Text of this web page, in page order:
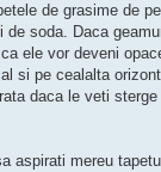
de grasime de
de soda. Daca
ele vor deveni
si pe cealalta
daca le veti
aspirati mereu